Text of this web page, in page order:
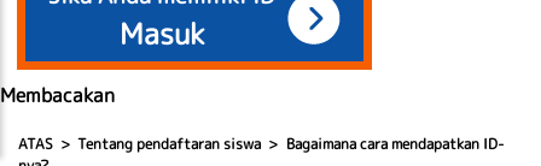
Masuk
Membacakan
ATAS Tentang pendaftaran siswa
Bagaimana cara mendapatkan ID-